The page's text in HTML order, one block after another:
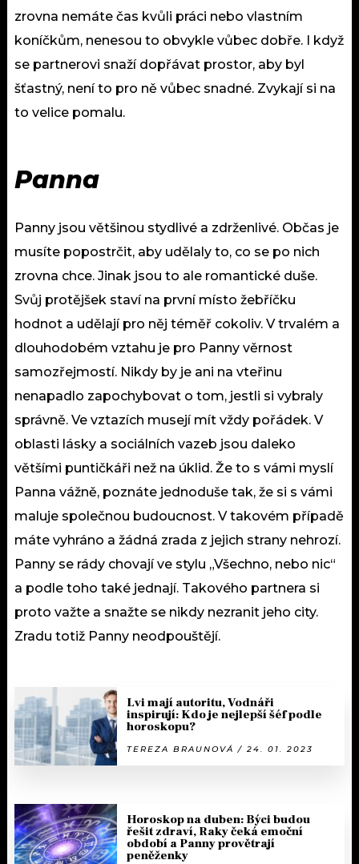
zrovna nemáte čas kvůli práci nebo vlastním
koníčkům, nenesou to obvykle vůbec dobře. I když
se partnerovi snaží dopřávat prostor, aby byl
šťastný, není to pro ně vůbec snadné. Zvykají si na
to velice pomalu.
Panna
Panny jsou většinou stydlivé a zdrženlivé. Občas je
musíte popostrčit, aby udělaly to, co se po nich
zrovna chce. Jinak jsou to ale romantické duše.
Svůj protějšek staví na první místo žebříčku
hodnot a udělají pro něj téměř cokoliv. V trvalém a
dlouhodobém vztahu je pro Panny věrnost
samozřejmostí. Nikdy by je ani na vteřinu
nenapadlo zapochybovat o tom, jestli si vybraly
správně. Ve vztazích musejí mít vždy pořádek. V
oblasti lásky a sociálních vazeb jsou daleko
většími puntičkáři než na úklid. Že to s vámi myslí
Panna vážně, poznáte jednoduše tak, že si s vámi
maluje společnou budoucnost. V takovém případě
máte vyhráno a žádná zrada z jejich strany nehrozí.
Panny se rády chovají ve stylu „Všechno, nebo nic“
a podle toho také jednají. Takového partnera si
proto važte a snažte se nikdy nezranit jeho city.
Zradu totiž Panny neodpouštějí.
Lvi mají autoritu, Vodnáři
inspirují: Kdo je nejlepší šéf podle
horoskopu?
TEREZA BRAUNOVÁ / 24. 01. 2023
Horoskop na duben: Býci budou
řešit zdraví, Raky čeká emoční
období a Panny provětrají
peněženky